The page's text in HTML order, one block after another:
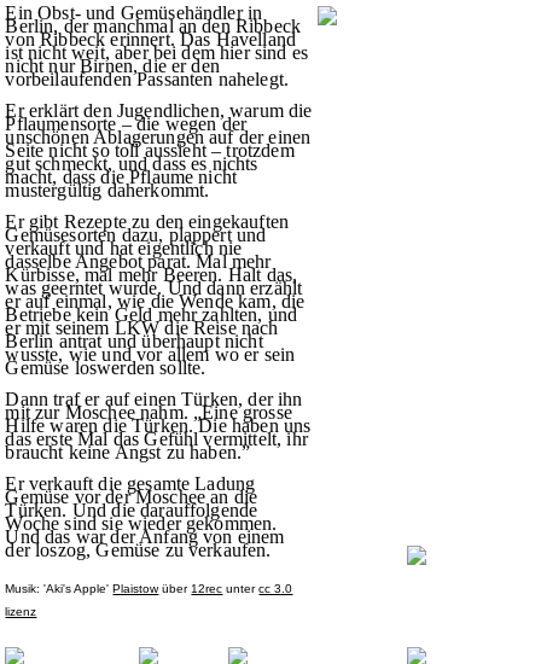
Ein Obst- und Gemüsehändler in
Berlin, der manchmal an den Ribbeck
von Ribbeck erinnert. Das Havelland
ist nicht weit, aber bei dem hier sind es
nicht nur Birnen, die er den
vorbeilaufenden Passanten nahelegt.
Er erklärt den Jugendlichen, warum die
Pflaumensorte – die wegen der
unschönen Ablagerungen auf der einen
Seite nicht so toll aussieht – trotzdem
gut schmeckt, und dass es nichts
macht, dass die Pflaume nicht
mustergültig daherkommt.
Er gibt Rezepte zu den eingekauften
Gemüsesorten dazu, plappert und
verkauft und hat eigentlich nie
dasselbe Angebot parat. Mal mehr
Kürbisse, mal mehr Beeren. Halt das,
was geerntet wurde. Und dann erzählt
er auf einmal, wie die Wende kam, die
Betriebe kein Geld mehr zahlten, und
er mit seinem LKW die Reise nach
Berlin antrat und überhaupt nicht
wusste, wie und vor allem wo er sein
Gemüse loswerden sollte.
Dann traf er auf einen Türken, der ihn
mit zur Moschee nahm. „Eine grosse
Hilfe waren die Türken. Die haben uns
das erste Mal das Gefühl vermittelt, ihr
braucht keine Angst zu haben.”
Er verkauft die gesamte Ladung
Gemüse vor der Moschee an die
Türken. Und die darauffolgende
Woche sind sie wieder gekommen.
Und das war der Anfang von einem
der loszog, Gemüse zu verkaufen.
Musik: 'Aki's Apple'Plaistowüber 12rec untercc 3.0
lizenz